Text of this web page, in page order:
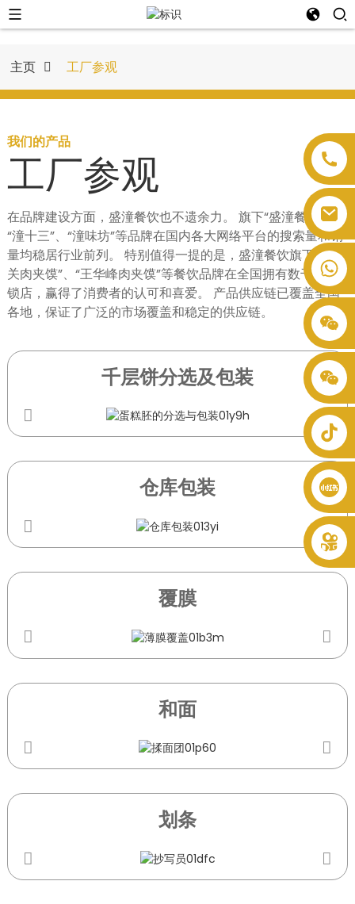
+86 8619946512999
主页 工厂参观
我们的产品
工厂参观
在品牌建设方面，盛潼餐饮也不遗余力。 旗下“盛潼餐饮”、
“潼十三”、“潼味坊”等品牌在国内各大网络平台的搜索量和销
量均稳居行业前列。 特别值得一提的是，盛潼餐饮旗下的“潼
关肉夹馍”、“王华峰肉夹馍”等餐饮品牌在全国拥有数千家连
锁店，赢得了消费者的认可和喜爱。 产品供应链已覆盖全国
各地，保证了广泛的市场覆盖和稳定的供应链。
千层饼分选及包装
仓库包装
覆膜
和面
划条